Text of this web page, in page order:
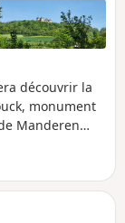
découvrir la
monument
Manderen
Husprung, la
villages